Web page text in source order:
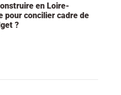
en Loire-
pour concilier cadre de
?